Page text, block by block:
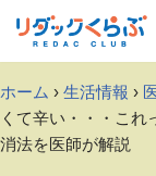
Skip
content
ホーム › 生活情報 ›
くて辛い・・・こ
消法を医師が解説